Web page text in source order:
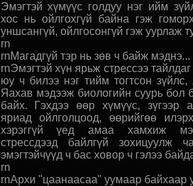
Эмэгтэй хүмүүс голдуу нэг ийм
хос нь ойлгохгүй байна гэж
уншсангүй, ойлгосонгүй гэж уурлаж
rn
rnМагадгүй тэр нь зөв ч байж мэднэ...
rnЭмэгтэй хүн ярьж стрессээ
юу ч билээ нэг тийм тогтсон зүйлс,
Яахав мэдээж биологийн суурь бол
байх. Гэхдээ өөр хүмүүс, зүгээр
яриад ойлголцоод, өөрийгөө
хэрэггүй үед амаа хамхиж
стрессдээд байлгүй зохицуулж
эмэгтэйчүүд ч бас ховор ч гэлээ
rn
rnАрхи "цаанаасаа" уумаар байхаар